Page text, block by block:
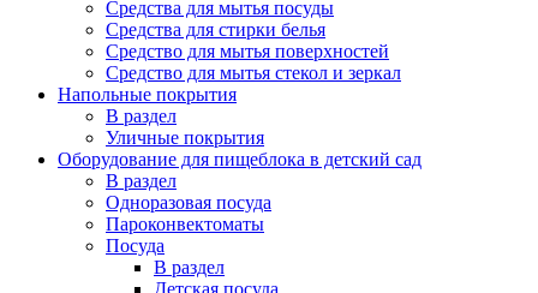
Средства для мытья посуды
Средства для стирки белья
Средство для мытья поверхностей
Средство для мытья стекол и зеркал
Напольные покрытия
В раздел
Уличные покрытия
Оборудование для пищеблока в детский сад
В раздел
Одноразовая посуда
Пароконвектоматы
Посуда
В раздел
Детская посуда